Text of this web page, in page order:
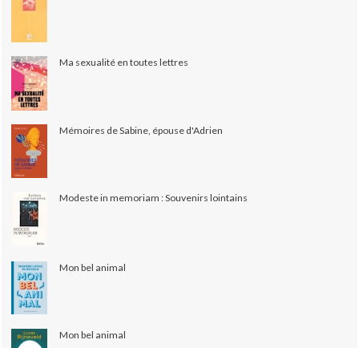
Ma sexualité en toutes lettres
Mémoires de Sabine, épouse d'Adrien
Modeste in memoriam : Souvenirs lointains
Mon bel animal
Mon bel animal